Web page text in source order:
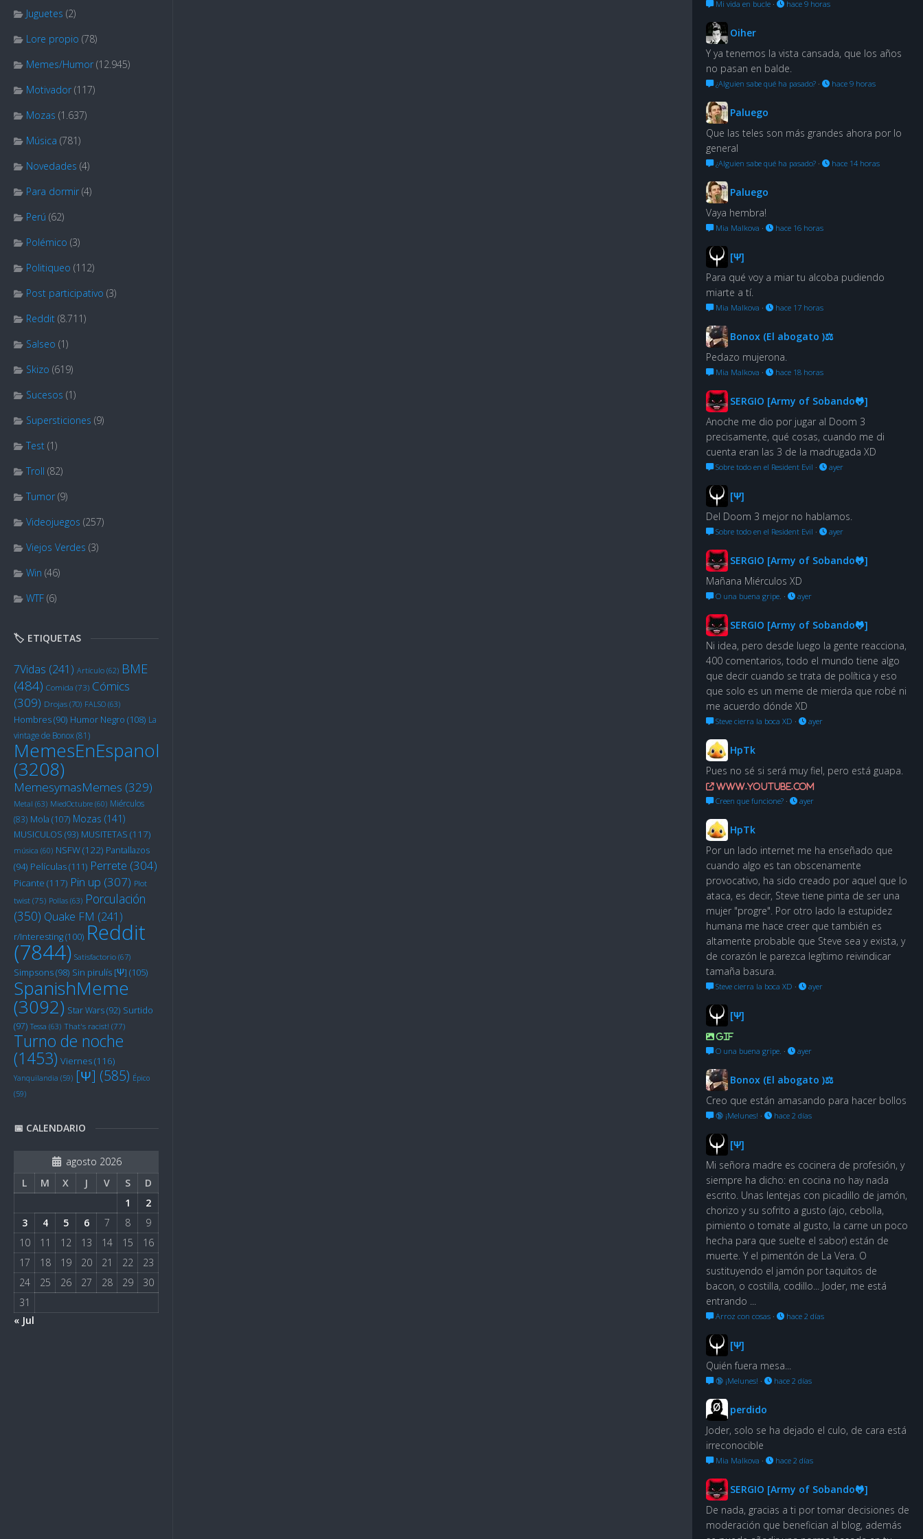
Juguetes (2)
Lore propio (78)
Memes/Humor (12.945)
Motivador (117)
Mozas (1.637)
Música (781)
Novedades (4)
Para dormir (4)
Perú (62)
Polémico (3)
Politiqueo (112)
Post participativo (3)
Reddit (8.711)
Salseo (1)
Skizo (619)
Sucesos (1)
Supersticiones (9)
Test (1)
Troll (82)
Tumor (9)
Videojuegos (257)
Viejos Verdes (3)
Win (46)
WTF (6)
🏷️ ETIQUETAS
7Vidas (241) Artículo (62) BME
(484) Comida (73) Cómics
(309) Drojas (70) FALSO (63)
Hombres(90) Humor Negro (108) La
vintage de Bonox(81)
MemesEnEspanol
(3208)
MemesymasMemes (329)
Metal (63) MiedOctubre (60) Miérculos
(83) Mola (107) Mozas (141)
MUSICULOS (93) MUSITETAS (117)
música (60) NSFW(122) Pantallazos
(94) Películas(111) Perrete (304)
Picante (117) Pin up (307) Plot
twist (75) Pollas (63) Porculación
(350) Quake FM (241)
r/Interesting(100) Reddit
(7844) Satisfactorio (67)
Simpsons(98) Sin pirulís [Ψ] (105)
SpanishMeme
(3092) Star Wars(92) Surtido
(97) Tessa (63) That's racist! (77)
Turno de noche
(1453) Viernes(116)
Yanquilandia (59) [Ψ] (585) Épico
(59)
📅 CALENDARIO
agosto 2026
L
M X J V S
D
1
2
3
4 5 6 7 8
9
10
11 12 13 14 15
16
17
18 19 20 21 22
23
24
25 26 27 28 29
30
31
« Jul
Mi vida en bucle · hace 9 horas
Oiher
Y ya tenemos la vista cansada, que los años
no pasan en balde.
¿Alguien sabe qué ha pasado? · hace 9 horas
Paluego
Que las teles son más grandes ahora por lo
general
¿Alguien sabe qué ha pasado? · hace 14 horas
Paluego
Vaya hembra!
Mia Malkova · hace 16 horas
[Ψ]
Para qué voy a miar tu alcoba pudiendo
miarte a tí.
Mia Malkova · hace 17 horas
Bonox (El abogato )⚖
Pedazo mujerona.
Mia Malkova · hace 18 horas
SERGIO [Army of Sobando🐸]
Anoche me dio por jugar al Doom 3
precisamente, qué cosas, cuando me di
cuenta eran las 3 de la madrugada XD
Sobre todo en el Resident Evil · ayer
[Ψ]
Del Doom 3 mejor no hablamos.
Sobre todo en el Resident Evil · ayer
SERGIO [Army of Sobando🐸]
Mañana Miérculos XD
O una buena gripe. · ayer
SERGIO [Army of Sobando🐸]
Ni idea, pero desde luego la gente reacciona,
400 comentarios, todo el mundo tiene algo
que decir cuando se trata de política y eso
que solo es un meme de mierda que robé ni
me acuerdo dónde XD
Steve cierra la boca XD · ayer
HpTk
Pues no sé si será muy fiel, pero está guapa.
www.youtube.com
Creen que funcione? · ayer
HpTk
Por un lado internet me ha enseñado que
cuando algo es tan obscenamente
provocativo, ha sido creado por aquel que lo
ataca, es decir, Steve tiene pinta de ser una
mujer "progre". Por otro lado la estupidez
humana me hace creer que también es
altamente probable que Steve sea y exista, y
de corazón le parezca legítimo reivindicar
tamaña basura.
Steve cierra la boca XD · ayer
[Ψ]
GIF
O una buena gripe. · ayer
Bonox (El abogato )⚖
Creo que están amasando para hacer bollos
🔞 ¡Melunes! · hace 2 días
[Ψ]
Mi señora madre es cocinera de profesión, y
siempre ha dicho: en cocina no hay nada
escrito. Unas lentejas con picadillo de jamón,
chorizo y su sofrito a gusto (ajo, cebolla,
pimiento o tomate al gusto, la carne un poco
hecha para que suelte el sabor) están de
muerte. Y el pimentón de La Vera. O
sustituyendo el jamón por taquitos de
bacon, o costilla, codillo... Joder, me está
entrando ...
Arroz con cosas · hace 2 días
[Ψ]
Quién fuera mesa...
🔞 ¡Melunes! · hace 2 días
perdido
Joder, solo se ha dejado el culo, de cara está
irreconocible
Mia Malkova · hace 2 días
SERGIO [Army of Sobando🐸]
De nada, gracias a ti por tomar decisiones de
moderación que benefician al blog, además